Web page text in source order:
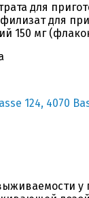
для
для
150 мг
124, 4070
у